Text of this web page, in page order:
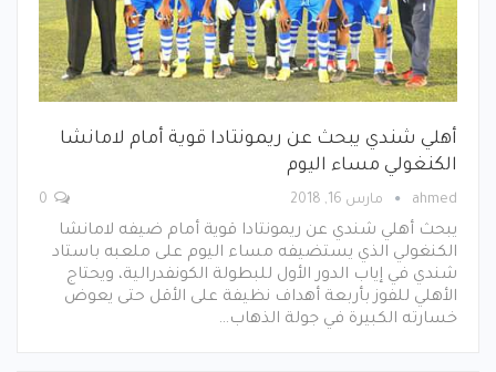
أهلي شندي يبحث عن ريمونتادا قوية أمام لامانشا
الكنغولي مساء اليوم
ahmed مارس 16, 2018
يبحث أهلي شندي عن ريمونتادا قوية أمام ضيفه لامانشا
الكنغولي الذي يستضيفه مساء اليوم على ملعبه باستاد
شندي في إياب الدور الأول للبطولة الكونفدرالية، ويحتاج
الأهلي للفوز بأربعة أهداف نظيفة على الأقل حتى يعوض
خسارته الكبيرة في جولة الذهاب…